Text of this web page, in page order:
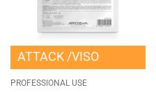
ATTACK VISO
PROFESSIONAL USE